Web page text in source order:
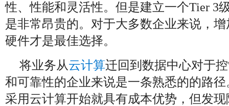
性、性能和灵活性。但是建立一个Tier 3
是非常昂贵的。对于大多数企业来说，
硬件才是最佳选择。
将业务从云计算迁回到数据中心对于
和可靠性的企业来说是一条熟悉的的路
采用云计算开始就具有成本优势，但发